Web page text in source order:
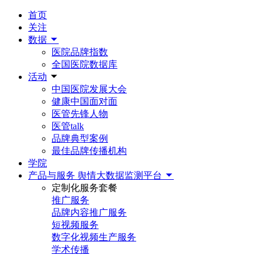
首页
关注
数据
医院品牌指数
全国医院数据库
活动
中国医院发展大会
健康中国面对面
医管先锋人物
医管talk
品牌典型案例
最佳品牌传播机构
学院
产品与服务 舆情大数据监测平台
定制化服务套餐
推广服务
品牌内容推广服务
短视频服务
数字化视频生产服务
学术传播